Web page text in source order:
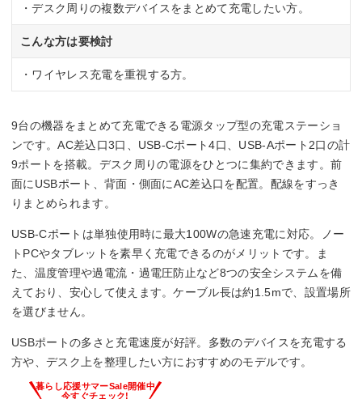
・デスク周りの複数デバイスをまとめて充電したい方。
こんな方は要検討
・ワイヤレス充電を重視する方。
9台の機器をまとめて充電できる電源タップ型の充電ステーショ
ンです。AC差込口3口、USB-Cポート4口、USB-Aポート2口の計
9ポートを搭載。デスク周りの電源をひとつに集約できます。前
面にUSBポート、背面・側面にAC差込口を配置。配線をすっき
りまとめられます。
USB-Cポートは単独使用時に最大100Wの急速充電に対応。ノー
トPCやタブレットを素早く充電できるのがメリットです。ま
た、温度管理や過電流・過電圧防止など8つの安全システムを備
えており、安心して使えます。ケーブル長は約1.5mで、設置場所
を選びません。
USBポートの多さと充電速度が好評。多数のデバイスを充電する
方や、デスク上を整理したい方におすすめのモデルです。